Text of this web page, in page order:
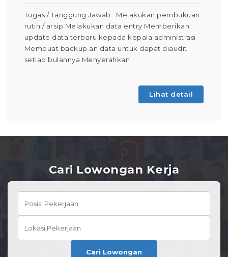
Tugas / Tanggung Jawab : Melakukan pembukuan
rutin / arsip Melakukan data entry Memberikan
update data terbaru kepada kepala administrasi
Membuat backup an data untuk dapat diaudit
setiap bulannya Menyerahkan
Lihat detail
Cari Lowongan Kerja
Cari Lowongan